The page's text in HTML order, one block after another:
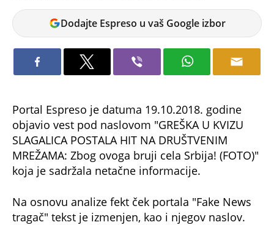
Bojana
Kontić
Dodajte Espreso u vaš Google izbor
Portal Espreso je datuma 19.10.2018. godine
objavio vest pod naslovom "GREŠKA U KVIZU
SLAGALICA POSTALA HIT NA DRUŠTVENIM
MREŽAMA: Zbog ovoga bruji cela Srbija! (FOTO)"
koja je sadržala netačne informacije.
Na osnovu analize fekt ček portala "Fake News
tragač" tekst je izmenjen, kao i njegov naslov.